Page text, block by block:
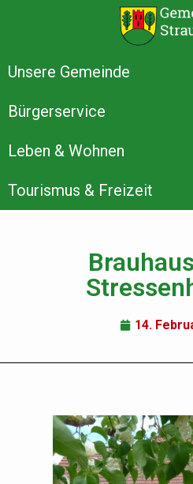
Unsere Gemeinde
Bürgerservice
Leben & Wohnen
Tourismus & Freizeit
14.